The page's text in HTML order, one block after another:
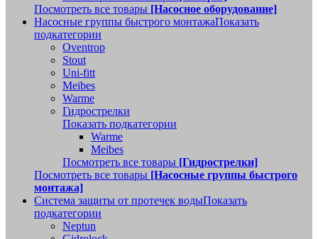
Посмотреть все товары [Насосное оборудование]
Насосные группы быстрого монтажаПоказать
подкатегории
Oventrop
Stout
Uni-fitt
Meibes
Warme
Гидрострелки
Показать подкатегории
Warme
Meibes
Посмотреть все товары [Гидрострелки]
Посмотреть все товары [Насосные группы быстрого
монтажа]
Система защиты от протечек водыПоказать
подкатегории
Neptun